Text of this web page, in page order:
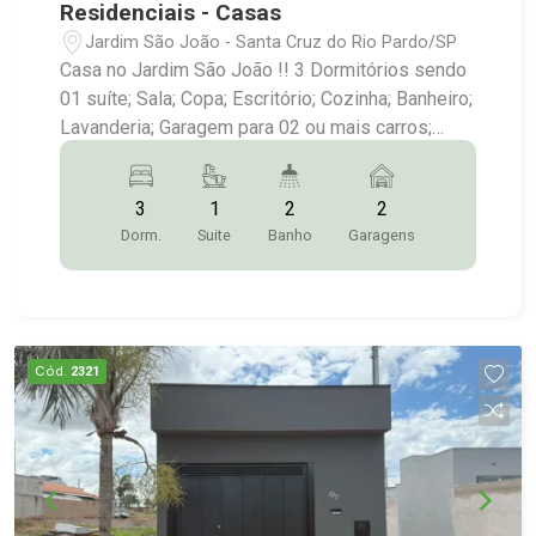
Residenciais - Casas
Jardim São João - Santa Cruz do Rio Pardo/SP
Casa no Jardim São João !! 3 Dormitórios sendo
01 suíte; Sala; Copa; Escritório; Cozinha; Banheiro;
Lavanderia; Garagem para 02 ou mais carros;
Mais Informações:(14)9.9743-9789/9.9613-
5228/3372-2528
3
Dorm.
1
Suite
2
Banho
2
Garagens
Cód. 2321